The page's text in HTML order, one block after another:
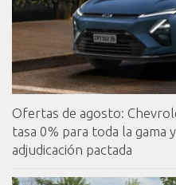
Ofertas de agosto:
tasa 0% para toda la gama
adjudicación pactada